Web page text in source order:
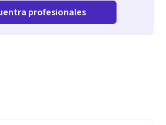
profesionales